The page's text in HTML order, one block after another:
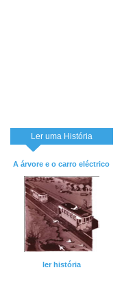
Ler uma História
A árvore e o carro eléctrico
ler história